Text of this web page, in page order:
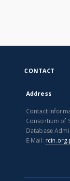
CONTACT
Address
Contact
Consortium of
Database
E-Mail: